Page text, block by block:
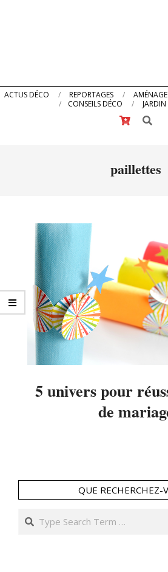
Primary
ACTUS DÉCO REPORTAGES
CONSEILS DÉCO
JARDIN
Search
paillettes
5 univers pour
de
QUE RECHERCHEZ-
Search